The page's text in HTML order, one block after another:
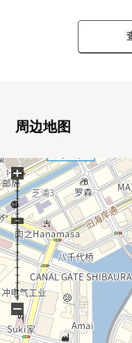
○客厅，约21.3张塌塌
○从客厅窗，关于wide
○在厨房，净水器、餐
○对约9.2张塌塌米西式
○有约1.6张塌塌米纵深
■翻新工程实施(2026年
・全室地板换新
・地板地板蜡完成
・室内清洁
・水周围、门：木部，
・插座面板，通风口电
・客厅部分空调2台交换
・西式房间约5.7张塌
周边地图
+
−